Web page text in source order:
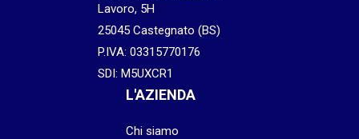
Lavoro, 5H
25045 Castegnato (BS)
P.IVA: 03315770176
SDI: M5UXCR1
L'AZIENDA
Chi siamo